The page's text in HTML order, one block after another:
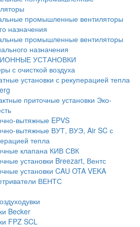
промышленные вентиляторы
назначения
промышленные вентиляторы
назначения
УСТАНОВКИ
с очисткой воздуха
установки с рекуперацией тепла
приточные установки Эко-
вытяжные EPVS
вытяжные ВУТ, ВУЭ, Air SC с
тепла
клапана КИВ СВК
установки Breezart, Вентс
установки CAU OTA VEKA
ВЕНТС
Becker
FPZ SCL